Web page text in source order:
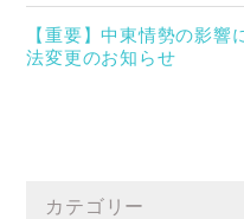
【重要】中東情勢の影
法変更のお知らせ
カテゴリー